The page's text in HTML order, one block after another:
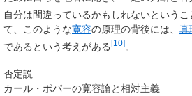
自分は間違っているかもしれないというこ
て、このような寛容の原理の背後には、 真
であるという考えがある[10]。
否定説
カール・ポパーの寛容論と相対主義